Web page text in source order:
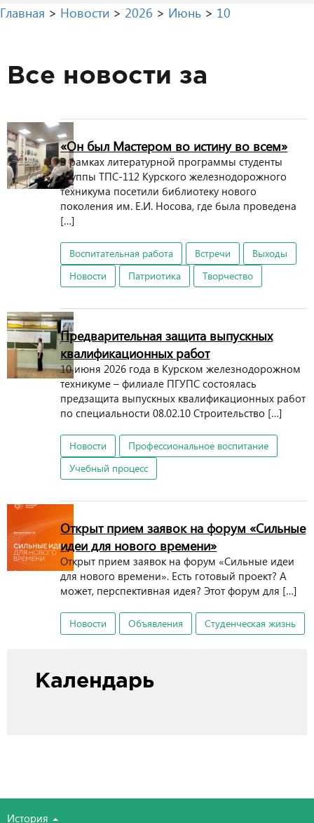
Главная > Новости > 2026 > Июнь > 10
Все новости за
«Он был Мастером во истину во всем»
В рамках литературной программы студенты
группы ТПС-112 Курского железнодорожного
техникума посетили библиотеку нового
поколения им. Е.И. Носова, где была проведена
[…]
Воспитательная работа Встречи
Выходы
Новости
Патриотика Творчество
Предварительная защита выпускных
квалификационных работ
10 июня 2026 года в Курском железнодорожном
техникуме – филиале ПГУПС состоялась
предзащита выпускных квалификационных работ
по специальности 08.02.10 Строительство […]
Новости
Профессиональное воспитание
Учебный процесс
Открыт прием заявок на форум «Сильные
идеи для нового времени»
Открыт прием заявок на форум «Сильные идеи
для нового времени». Есть готовый проект? А
может, перспективная идея? Этот форум для […]
Новости Объявления Студенческая жизнь
Календарь
История